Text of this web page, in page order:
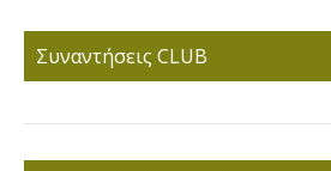
Συναντήσεις CLUB